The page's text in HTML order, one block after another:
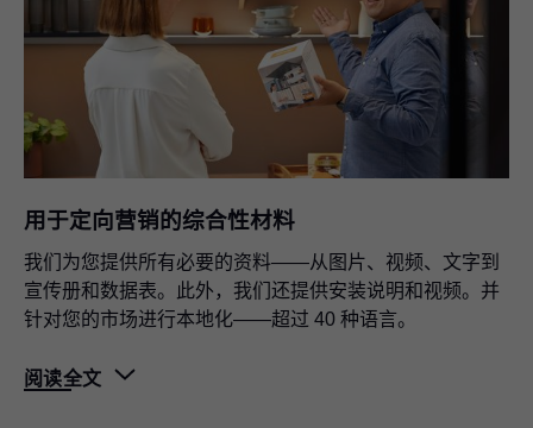
订单将直接发送至 Blum 百隆，可访问物流数据和文件并
实时追踪物流状态。
钻孔机和装配机
五金件精准钻孔和安装。
用于定向营销的综合性材料
我们为您提供所有必要的资料——从图片、视频、文字到
宣传册和数据表。此外，我们还提供安装说明和视频。并
针对您的市场进行本地化——超过 40 种语言。
阅读全文